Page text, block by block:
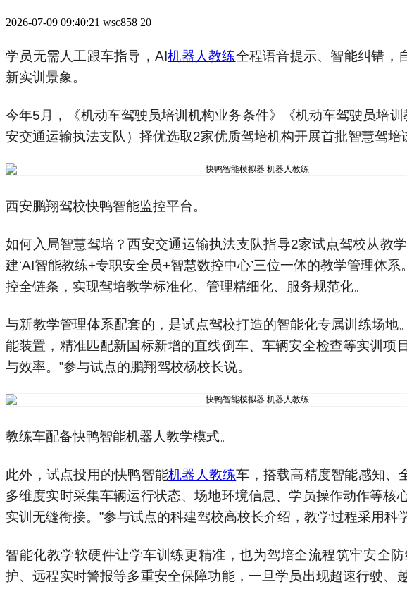
2026-07-09 09:40:21 wsc858 20
学员无需人工跟车指导，AI机器人教练全程语音提示、智能纠错
新实训景象。
今年5月，《机动车驾驶员培训机构业务条件》《机动车驾驶员培
安交通运输执法支队）择优选取2家优质驾培机构开展首批智慧驾
西安鹏翔驾校快鸭智能监控平台。
如何入局智慧驾培？西安交通运输执法支队指导2家试点驾校从教
建‘AI智能教练+专职安全员+智慧数控中心’三位一体的教学管理体
控全链条，实现驾培教学标准化、管理精细化、服务规范化。
与新教学管理体系配套的，是试点驾校打造的智能化专属训练场
能装置，精准匹配新国标新增的直线倒车、车辆安全检查等实训
与效率。”参与试点的鹏翔驾校杨校长说。
教练车配备快鸭智能机器人教学模式。
此外，试点投用的快鸭智能机器人教练车，搭载高精度智能感知、
多维度实时采集车辆运行状态、场地环境信息、学员操作动作等
实训无缝衔接。”参与试点的科建驾校高校长介绍，教学过程采用
智能化教学软硬件让学车训练更精准，也为驾培全流程筑牢安全
护、远程实时警报等多重安全保障功能，一旦学员出现超速行驶、